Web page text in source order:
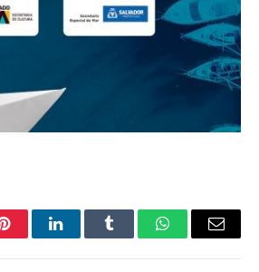
PinterestLinkedInTumblr WhatsApp
E-